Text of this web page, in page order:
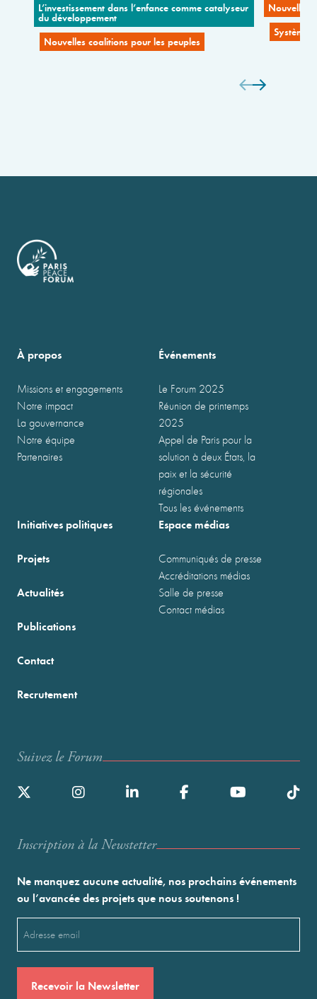
L’investissement dans l’enfance comme catalyseur
du développement
Nouvelles coalitions pour les peuples
Nouvelles
À propos
Missions et engagements
Notre impact
La gouvernance
Notre équipe
Partenaires
Événements
Le Forum 2025
Réunion de printemps
2025
Appel de Paris pour la
solution à deux États, la
paix et la sécurité
régionales
Tous les événements
Initiatives politiques
Projets
Actualités
Publications
Espace médias
Communiqués de presse
Accréditations médias
Salle de presse
Contact médias
Contact
Recrutement
Suivez le Forum
Inscription à la Newstetter
Ne manquez aucune actualité, nos prochains événements
ou l’avancée des projets que nous soutenons !
(Nécessaire)